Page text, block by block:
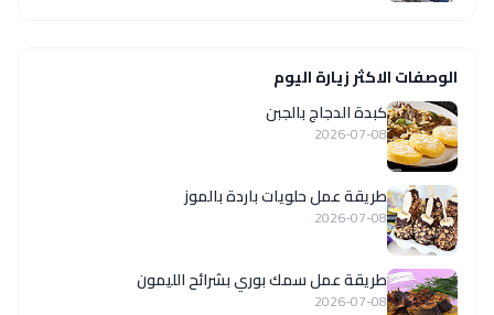
الوصفات الاكثر زيارة اليوم
كبدة الدجاج بالجبن
2026-07-08
طريقة عمل حلويات باردة بالموز
2026-07-08
طريقة عمل سمك بوري بشرائح الليمون
2026-07-08